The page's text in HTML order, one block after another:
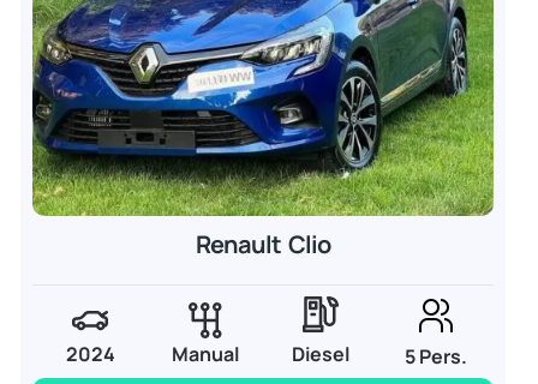
Renault Clio
2024 Manual Diesel 5 Pers.